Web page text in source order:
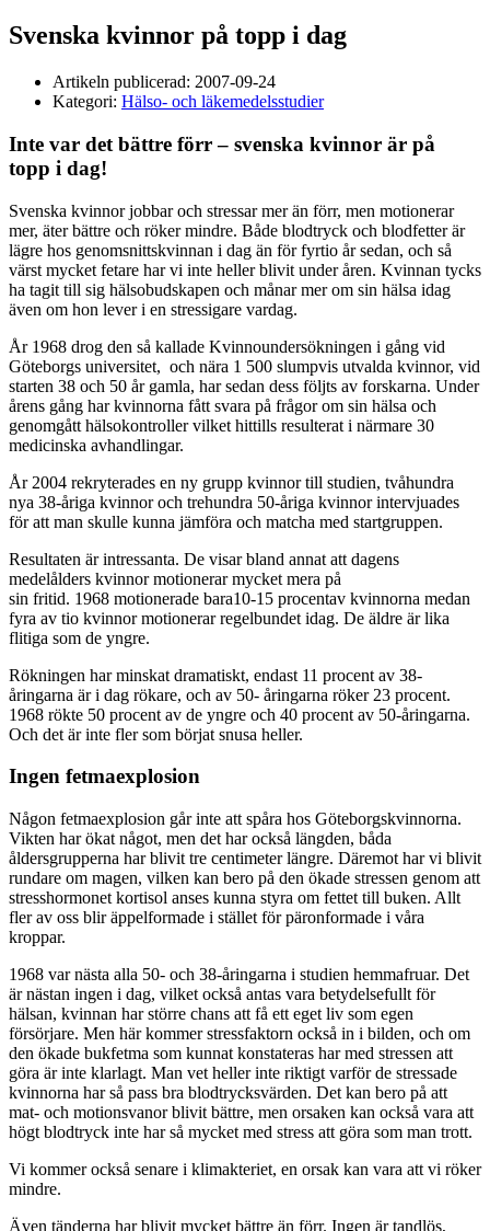
Svenska kvinnor på topp i dag
Artikeln publicerad: 2007-09-24
Kategori: Hälso- och läkemedelsstudier
Inte var det bättre förr – svenska kvinnor är på
topp i dag!
Svenska kvinnor jobbar och stressar mer än förr, men motionerar
mer, äter bättre och röker mindre. Både blodtryck och blodfetter är
lägre hos genomsnittskvinnan i dag än för fyrtio år sedan, och så
värst mycket fetare har vi inte heller blivit under åren. Kvinnan tycks
ha tagit till sig hälsobudskapen och månar mer om sin hälsa idag
även om hon lever i en stressigare vardag.
År 1968 drog den så kallade Kvinnoundersökningen i gång vid
Göteborgs universitet, och nära 1 500 slumpvis utvalda kvinnor, vid
starten 38 och 50 år gamla, har sedan dess följts av forskarna. Under
årens gång har kvinnorna fått svara på frågor om sin hälsa och
genomgått hälsokontroller vilket hittills resulterat i närmare 30
medicinska avhandlingar.
År 2004 rekryterades en ny grupp kvinnor till studien, tvåhundra
nya 38-åriga kvinnor och trehundra 50-åriga kvinnor intervjuades
för att man skulle kunna jämföra och matcha med startgruppen.
Resultaten är intressanta. De visar bland annat att dagens
medelålders kvinnor motionerar mycket mera på
sin fritid. 1968 motionerade bara10-15 procentav kvinnorna medan
fyra av tio kvinnor motionerar regelbundet idag. De äldre är lika
flitiga som de yngre.
Rökningen har minskat dramatiskt, endast 11 procent av 38-
åringarna är i dag rökare, och av 50- åringarna röker 23 procent.
1968 rökte 50 procent av de yngre och 40 procent av 50-åringarna.
Och det är inte fler som börjat snusa heller.
Ingen fetmaexplosion
Någon fetmaexplosion går inte att spåra hos Göteborgskvinnorna.
Vikten har ökat något, men det har också längden, båda
åldersgrupperna har blivit tre centimeter längre. Däremot har vi blivit
rundare om magen, vilken kan bero på den ökade stressen genom att
stresshormonet kortisol anses kunna styra om fettet till buken. Allt
fler av oss blir äppelformade i stället för päronformade i våra
kroppar.
1968 var nästa alla 50- och 38-åringarna i studien hemmafruar. Det
är nästan ingen i dag, vilket också antas vara betydelsefullt för
hälsan, kvinnan har större chans att få ett eget liv som egen
försörjare. Men här kommer stressfaktorn också in i bilden, och om
den ökade bukfetma som kunnat konstateras har med stressen att
göra är inte klarlagt. Man vet heller inte riktigt varför de stressade
kvinnorna har så pass bra blodtrycksvärden. Det kan bero på att
mat- och motionsvanor blivit bättre, men orsaken kan också vara att
högt blodtryck inte har så mycket med stress att göra som man trott.
Vi kommer också senare i klimakteriet, en orsak kan vara att vi röker
mindre.
Även tänderna har blivit mycket bättre än förr. Ingen är tandlös,